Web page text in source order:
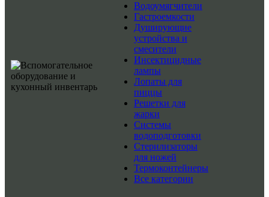
Водоумягчители
Гастроемкости
Душирующие
устройства и
смесители
Инсектицидные
лампы
Лопаты для
пиццы
Решетки для
жарки
Системы
водоподготовки
Стерилизаторы
для ножей
Термоконтейнеры
Все категории